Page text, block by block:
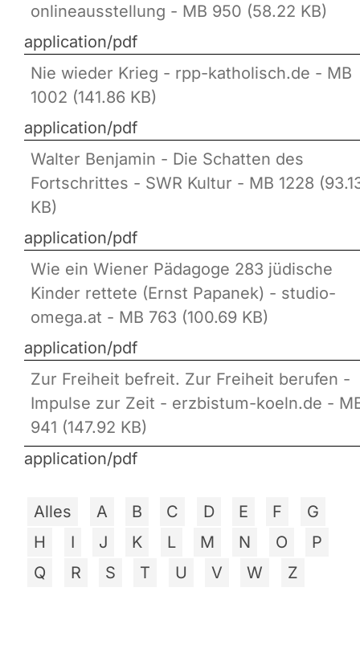
onlineausstellung - MB 950 (58.22 KB)
application/pdf
Nie wieder Krieg - rpp-katholisch.de - MB
1002 (141.86 KB)
application/pdf
Walter Benjamin - Die Schatten des
Fortschrittes - SWR Kultur - MB 1228
KB)
application/pdf
Wie ein Wiener Pädagoge 283 jüdische
Kinder rettete (Ernst Papanek) - studio-
omega.at - MB 763 (100.69 KB)
application/pdf
Zur Freiheit befreit. Zur Freiheit berufen -
Impulse zur Zeit - erzbistum-koeln.de -
941 (147.92 KB)
application/pdf
Alles A B C D E F
G
H
I J K L M N O
P
Q
R S T U V W Z